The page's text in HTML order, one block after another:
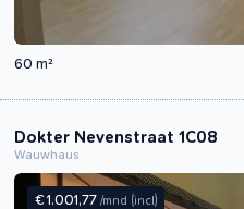
60 m²
Dokter Nevenstraat 1C08
Wauwhaus
€ 1.001,77 /mnd (incl)